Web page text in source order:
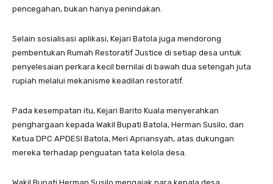
pencegahan, bukan hanya penindakan.
Selain sosialisasi aplikasi, Kejari Batola juga mendorong
pembentukan Rumah Restoratif Justice di setiap desa untuk
penyelesaian perkara kecil bernilai di bawah dua setengah juta
rupiah melalui mekanisme keadilan restoratif.
Pada kesempatan itu, Kejari Barito Kuala menyerahkan
penghargaan kepada Wakil Bupati Batola, Herman Susilo, dan
Ketua DPC APDESI Batola, Meri Apriansyah, atas dukungan
mereka terhadap penguatan tata kelola desa.